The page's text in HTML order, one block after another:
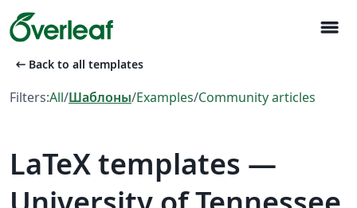
menu
arrow_left_alt Back to all templates
Filters:All/Шаблоны/Examples/Community articles
LaTeX templates —